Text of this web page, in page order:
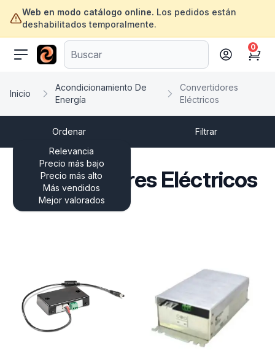
Web en modo catálogo online. Los pedidos están
deshabilitados temporalmente.
ofertasinformatica.com
Cart
0
Inicio
Acondicionamiento De
Energía
Convertidores
Eléctricos
Ordenar
Relevancia
Precio más bajo
Precio más alto
Más vendidos
Mejor valorados
Filtrar
Convertidores Eléctricos